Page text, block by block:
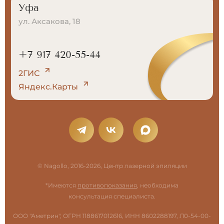
© Nagollo, 2016-2026, Центр лазерной эпиляции
*Имеются противопоказания, необходима
консультация специалиста.
ООО "Аметрин", ОГРН 1188617012616, ИНН 8602288197, Л0-54-00-
Уфа
ул. Аксакова, 18
+7 917 420-55-44
2ГИС
Яндекс.Карты